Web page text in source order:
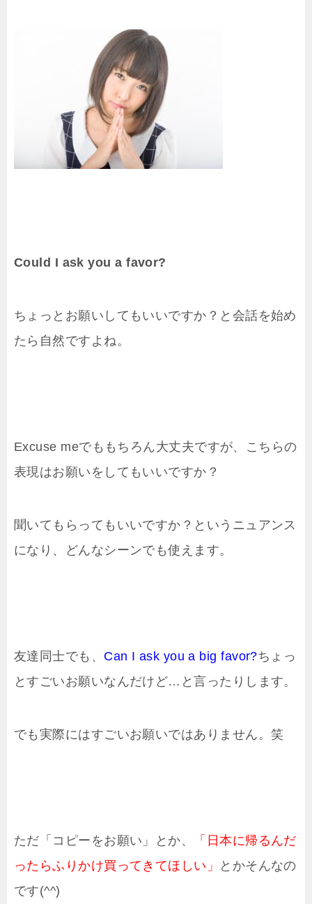
Could I ask you a favor?
ちょっとお願いしてもいいですか？と会話を始め
たら自然ですよね。
Excuse meでももちろん大丈夫ですが、こちらの
表現はお願いをしてもいいですか？
聞いてもらってもいいですか？というニュアンス
になり、どんなシーンでも使えます。
友達同士でも、 Can I ask you a big favor?ちょっ
とすごいお願いなんだけど…と言ったりします。
でも実際にはすごいお願いではありません。笑
ただ「コピーをお願い」とか、
「日本に帰るんだ
ったらふりかけ買ってきてほしい」
とかそんなの
です(^^)